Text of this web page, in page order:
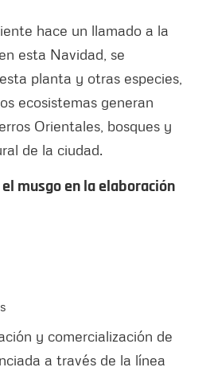
hace un llamado a la
esta Navidad, se
planta y otras especies,
ecosistemas generan
Orientales, bosques y
de la ciudad.
musgo en la elaboración
y comercialización de
a través de la línea